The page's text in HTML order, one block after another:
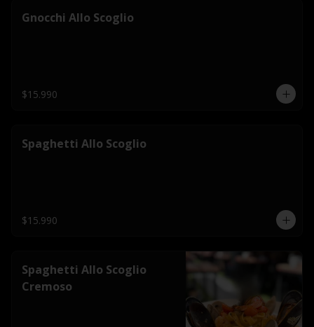
Gnocchi Allo Scoglio
$15.990
Spaghetti Allo Scoglio
$15.990
Spaghetti Allo Scoglio
Cremoso